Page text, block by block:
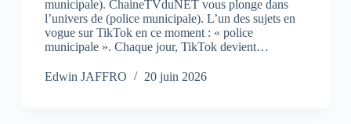
municipale). ChaineTVduNET vous plonge dans
l’univers de (police municipale). L’un des sujets en
vogue sur TikTok en ce moment : « police
municipale ». Chaque jour, TikTok devient…
Edwin JAFFRO 20 juin 2026